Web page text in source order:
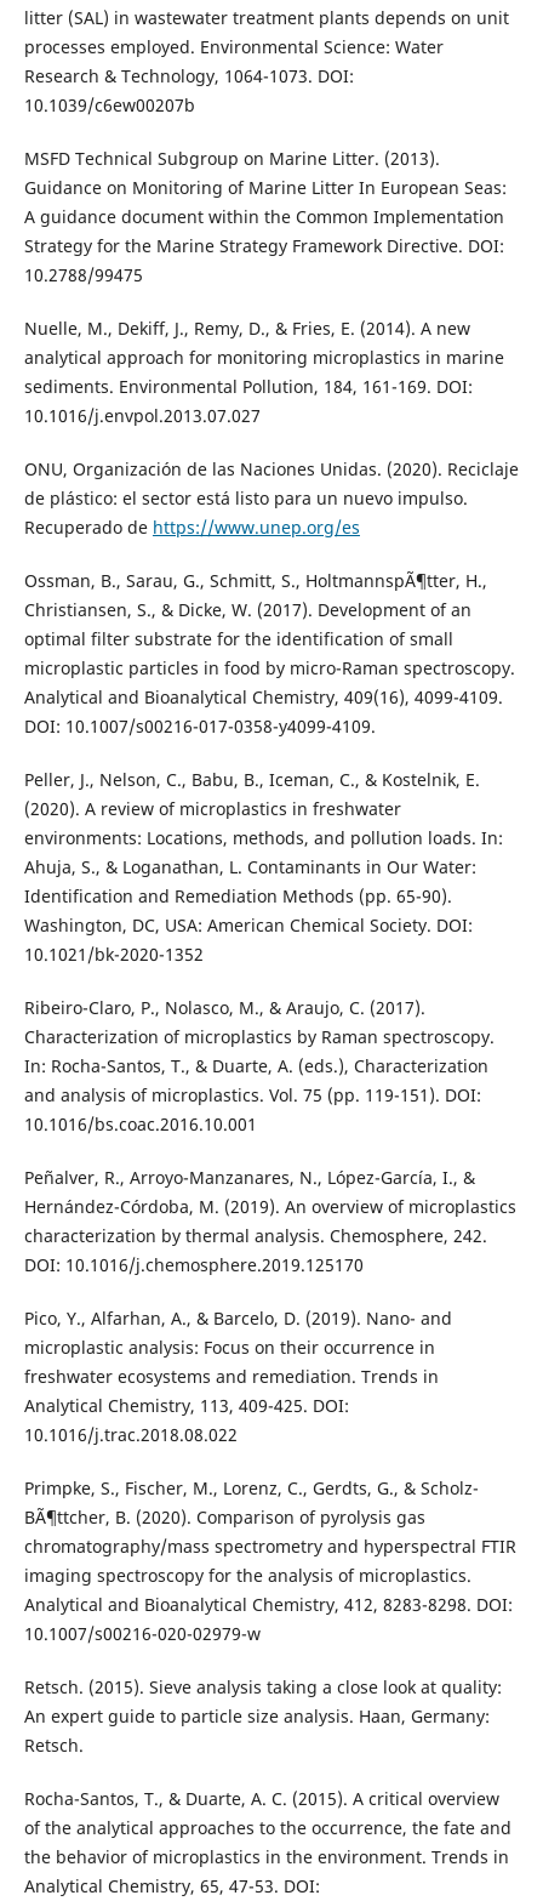
litter (SAL) in wastewater treatment plants depends on unit
processes employed. Environmental Science: Water
Research & Technology, 1064-1073. DOI:
10.1039/c6ew00207b
MSFD Technical Subgroup on Marine Litter. (2013).
Guidance on Monitoring of Marine Litter In European Seas:
A guidance document within the Common Implementation
Strategy for the Marine Strategy Framework Directive. DOI:
10.2788/99475
Nuelle, M., Dekiff, J., Remy, D., & Fries, E. (2014). A new
analytical approach for monitoring microplastics in marine
sediments. Environmental Pollution, 184, 161-169. DOI:
10.1016/j.envpol.2013.07.027
ONU, Organización de las Naciones Unidas. (2020). Reciclaje
de plástico: el sector está listo para un nuevo impulso.
Recuperado de https://www.unep.org/es
Ossman, B., Sarau, G., Schmitt, S., HoltmannspÃ¶tter, H.,
Christiansen, S., & Dicke, W. (2017). Development of an
optimal filter substrate for the identification of small
microplastic particles in food by micro-Raman spectroscopy.
Analytical and Bioanalytical Chemistry, 409(16), 4099-4109.
DOI: 10.1007/s00216-017-0358-y4099-4109.
Peller, J., Nelson, C., Babu, B., Iceman, C., & Kostelnik, E.
(2020). A review of microplastics in freshwater
environments: Locations, methods, and pollution loads. In:
Ahuja, S., & Loganathan, L. Contaminants in Our Water:
Identification and Remediation Methods (pp. 65-90).
Washington, DC, USA: American Chemical Society. DOI:
10.1021/bk-2020-1352
Ribeiro-Claro, P., Nolasco, M., & Araujo, C. (2017).
Characterization of microplastics by Raman spectroscopy.
In: Rocha-Santos, T., & Duarte, A. (eds.), Characterization
and analysis of microplastics. Vol. 75 (pp. 119-151). DOI:
10.1016/bs.coac.2016.10.001
Peñalver, R., Arroyo-Manzanares, N., López-García, I., &
Hernández-Córdoba, M. (2019). An overview of microplastics
characterization by thermal analysis. Chemosphere, 242.
DOI: 10.1016/j.chemosphere.2019.125170
Pico, Y., Alfarhan, A., & Barcelo, D. (2019). Nano- and
microplastic analysis: Focus on their occurrence in
freshwater ecosystems and remediation. Trends in
Analytical Chemistry, 113, 409-425. DOI:
10.1016/j.trac.2018.08.022
Primpke, S., Fischer, M., Lorenz, C., Gerdts, G., & Scholz-
BÃ¶ttcher, B. (2020). Comparison of pyrolysis gas
chromatography/mass spectrometry and hyperspectral FTIR
imaging spectroscopy for the analysis of microplastics.
Analytical and Bioanalytical Chemistry, 412, 8283-8298. DOI:
10.1007/s00216-020-02979-w
Retsch. (2015). Sieve analysis taking a close look at quality:
An expert guide to particle size analysis. Haan, Germany:
Retsch.
Rocha-Santos, T., & Duarte, A. C. (2015). A critical overview
of the analytical approaches to the occurrence, the fate and
the behavior of microplastics in the environment. Trends in
Analytical Chemistry, 65, 47-53. DOI: